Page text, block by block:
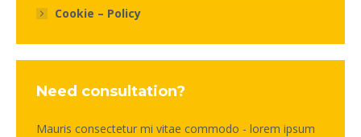
Cookie – Policy
Need consultation?
Mauris consectetur mi vitae commodo - lorem ipsum